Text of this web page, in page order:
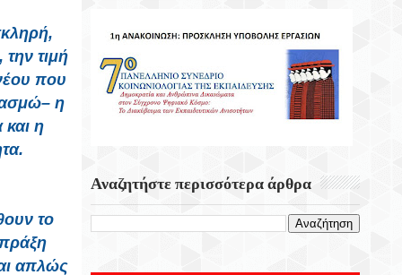
τιμή
που
η
η
το
απλώς
Αναζητήστε περισσότερα άρθρα